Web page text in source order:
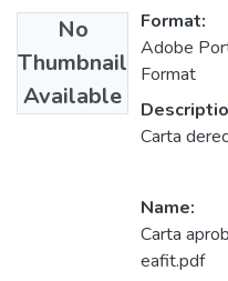
No
Thumbnail
Available
Format:
Adobe
Format
Carta
Name:
Carta
eafit.pdf